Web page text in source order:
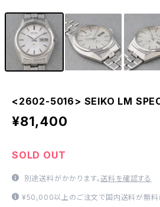
<2602-5016> SEIKO LM
¥81,400
SOLD OUT
別途送料がかかります。送料を確認する
¥50,000以上のご注文で国内送料が無料